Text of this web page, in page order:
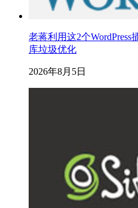
老蒋利用这2个
库垃圾优化
2026年8月5日